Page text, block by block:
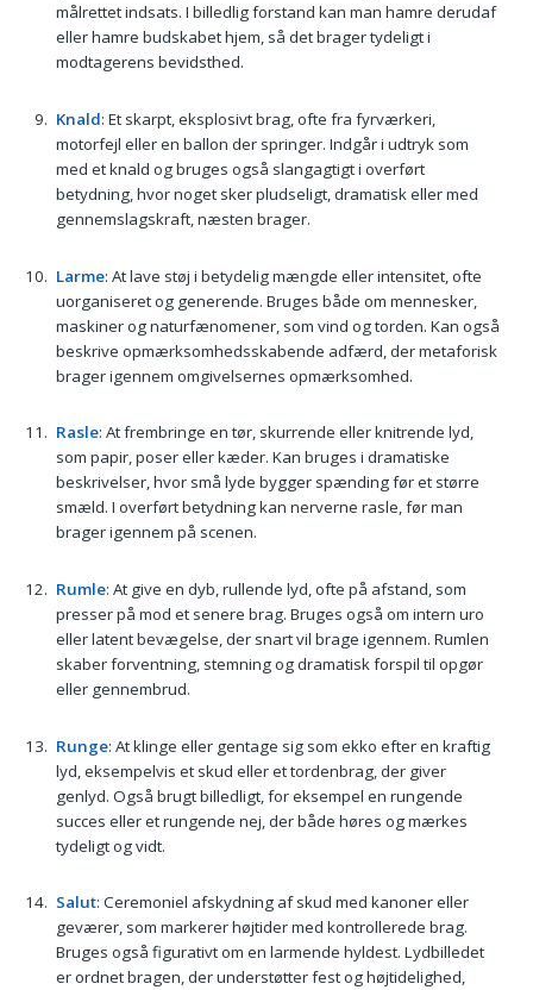
målrettet indsats. I billedlig forstand kan man hamre derudaf
eller hamre budskabet hjem, så det brager tydeligt i
modtagerens bevidsthed.
Knald: Et skarpt, eksplosivt brag, ofte fra fyrværkeri,
motorfejl eller en ballon der springer. Indgår i udtryk som
med et knald og bruges også slangagtigt i overført
betydning, hvor noget sker pludseligt, dramatisk eller med
gennemslagskraft, næsten brager.
Larme: At lave støj i betydelig mængde eller intensitet, ofte
uorganiseret og generende. Bruges både om mennesker,
maskiner og naturfænomener, som vind og torden. Kan også
beskrive opmærksomhedsskabende adfærd, der metaforisk
brager igennem omgivelsernes opmærksomhed.
Rasle: At frembringe en tør, skurrende eller knitrende lyd,
som papir, poser eller kæder. Kan bruges i dramatiske
beskrivelser, hvor små lyde bygger spænding før et større
smæld. I overført betydning kan nerverne rasle, før man
brager igennem på scenen.
Rumle: At give en dyb, rullende lyd, ofte på afstand, som
presser på mod et senere brag. Bruges også om intern uro
eller latent bevægelse, der snart vil brage igennem. Rumlen
skaber forventning, stemning og dramatisk forspil til opgør
eller gennembrud.
Runge: At klinge eller gentage sig som ekko efter en kraftig
lyd, eksempelvis et skud eller et tordenbrag, der giver
genlyd. Også brugt billedligt, for eksempel en rungende
succes eller et rungende nej, der både høres og mærkes
tydeligt og vidt.
Salut: Ceremoniel afskydning af skud med kanoner eller
geværer, som markerer højtider med kontrollerede brag.
Bruges også figurativt om en larmende hyldest. Lydbilledet
er ordnet bragen, der understøtter fest og højtidelighed,